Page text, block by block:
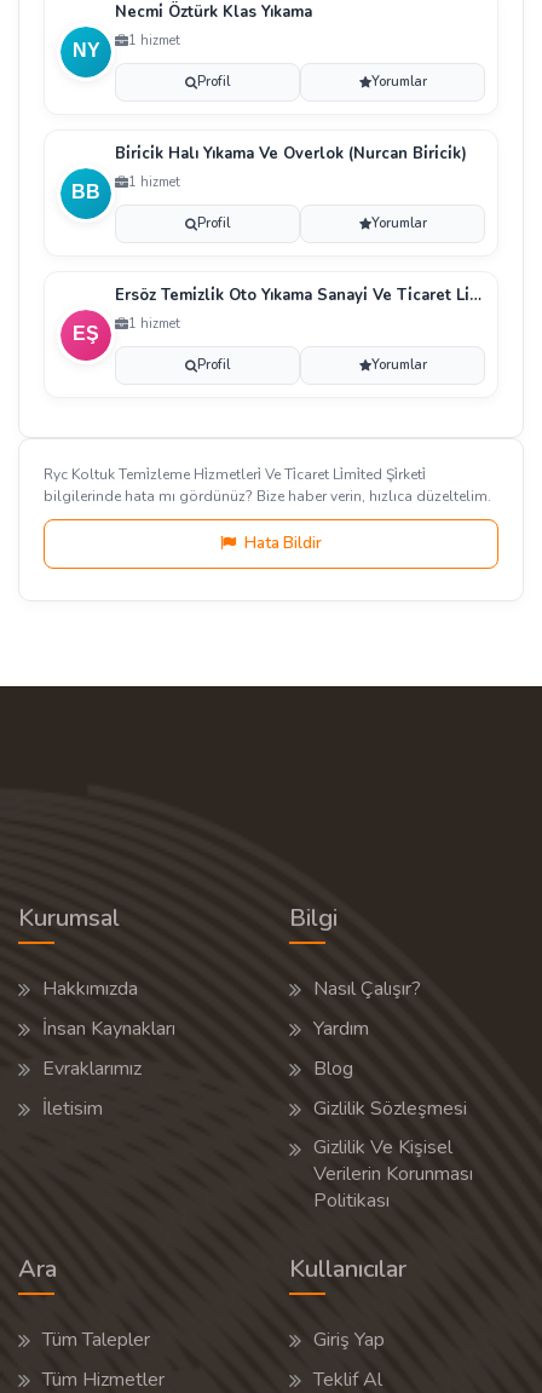
Necmi̇ Öztürk Klas Yıkama
1 hizmet
Profil Yorumlar
Bi̇ri̇ci̇k Halı Yıkama Ve Overlok (Nurcan Bi̇ri̇ci̇k)
1 hizmet
Profil Yorumlar
Ersöz Temi̇zli̇k Oto Yıkama Sanayi̇ Ve Ti̇caret Li̇mi̇ted Şi̇rketi̇
1 hizmet
Profil Yorumlar
Ryc Koltuk Temi̇zleme Hi̇zmetleri̇ Ve Ti̇caret Li̇mi̇ted Şi̇rketi̇
bilgilerinde hata mı gördünüz? Bize haber verin, hızlıca düzeltelim.
Hata Bildir
Kurumsal
Hakkımızda
İnsan Kaynakları
Evraklarımız
İletisim
Bilgi
Nasıl Çalışır?
Yardım
Blog
Gizlilik Sözleşmesi
Gizlilik Ve Kişisel
Verilerin Korunması
Politikası
Ara
Tüm Talepler
Tüm Hizmetler
Kullanıcılar
Giriş Yap
Teklif Al